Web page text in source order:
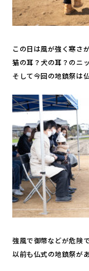
この日は風が強く寒さ
猫の耳？犬の耳？のニ
そして今回の地鎮祭は
強風で御幣などが危険
以前も仏式の地鎮祭が